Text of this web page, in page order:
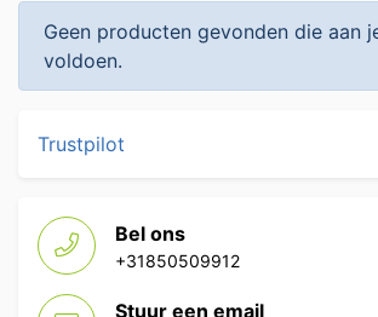
Geen producten gevonden die aan
voldoen.
Trustpilot
Bel ons
+31850509912
Stuur een email